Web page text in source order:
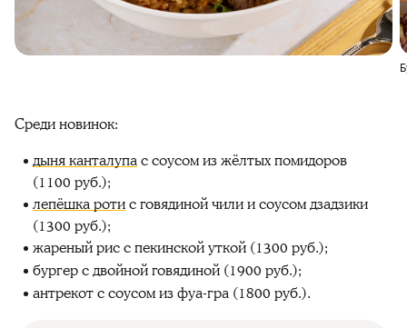
Среди новинок:
дыня канталупас соусом из жёлтых помидоров
(1100 руб.);
лепёшка ротис говядиной чили и соусом дзадзики
(1300 руб.);
жареный рис с пекинской уткой (1300 руб.);
бургер с двойной говядиной (1900 руб.);
антрекот с соусом из фуа-гра (1800 руб.).